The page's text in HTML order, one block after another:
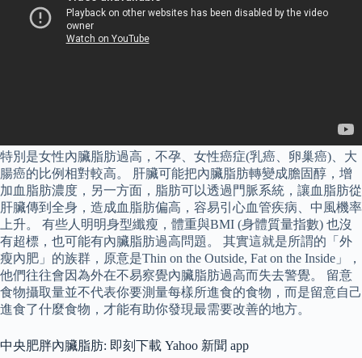
特別是女性內臟脂肪過高，不孕、女性癌症(乳癌、卵巢癌)、大
腸癌的比例相對較高。 肝臟可能把內臟脂肪轉變成膽固醇，增
加血脂肪濃度，另一方面，脂肪可以透過門脈系統，讓血脂肪從
肝臟傳到全身，造成血脂肪偏高，容易引心血管疾病、中風機率
上升。 有些人明明身型纖瘦，體重與BMI (身體質量指數) 也沒
有超標，也可能有內臟脂肪過高問題。 其實這就是所謂的「外
瘦內肥」的族群，原意是Thin on the Outside, Fat on the Inside」，
他們往往會因為外在不易察覺內臟脂肪過高而失去警覺。 留意
食物攝取量並不代表你要測量每樣所進食的食物，而是留意自己
進食了什麼食物，才能有助你發現最需要改善的地方。
中央肥胖內臟脂肪: 即刻下載 Yahoo 新聞 app